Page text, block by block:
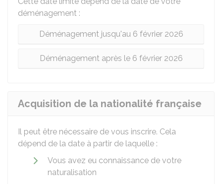
déménagement :
Déménagement jusqu'au 6 février 2026
Déménagement après le 6 février 2026
Acquisition de la nationalité française
Il peut être nécessaire de vous inscrire. Cela
dépend de la date à partir de laquelle :
Vous avez eu connaissance de votre
naturalisation